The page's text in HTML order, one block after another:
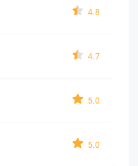
4.8
4.7
5.0
5.0